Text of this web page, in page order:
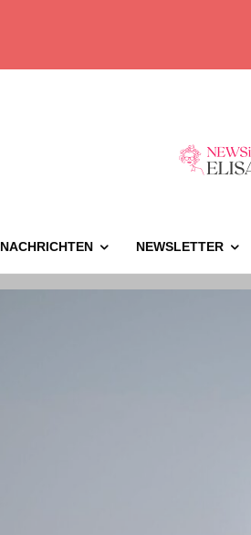
NACHRICHTEN NEWSLETTER